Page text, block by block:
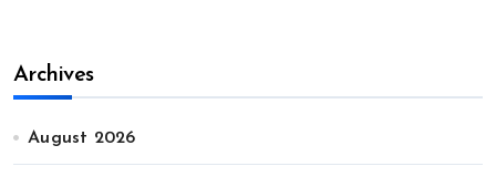
Archives
August 2026